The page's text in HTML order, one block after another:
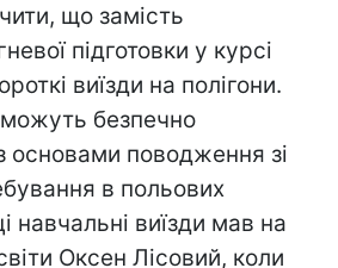
що замість
підготовки у курсі
виїзди на полігони.
безпечно
основами поводження зі
в польових
навчальні виїзди мав на
Оксен Лісовий, коли